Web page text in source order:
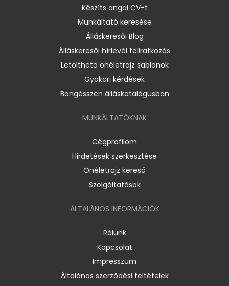
Készíts angol CV-t
Munkáltató keresése
Álláskeresői Blog
Álláskeresői hírlevél feliratkozás
Letölthető önéletrajz sablonok
Gyakori kérdések
Böngésszen álláskatalógusban
MUNKÁLTATÓKNAK
Cégprofilom
Hirdetések szerkesztése
Önéletrajz kereső
Szolgáltatások
ÁLTALÁNOS INFORMÁCIÓK
Rólunk
Kapcsolat
Impresszum
Általános szerződési feltételek